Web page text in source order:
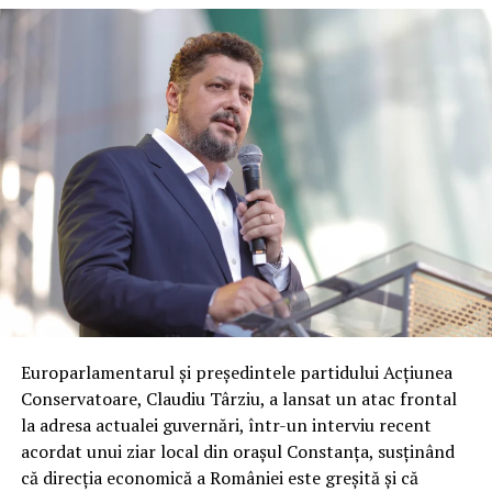
attention among conservative political figures in
Romania and within the broader European conservative
Among those who publicly expressed interest in the
developments in Cyprus areGeorge Simion
of the Alliance for the Union of Romanians (AUR) and
Vice President of the European Conservatives and
Reformists Party (ECR Party), as well as Romanian
conservative politician
Cezara Popescu
, former
candidate for the Mayor of Constanța.
Europarlamentarul și președintele partidului Acțiunea
Conservatoare, Claudiu Târziu, a lansat un atac frontal
la adresa actualei guvernări, într-un interviu recent
acordat unui ziar local din orașul Constanța, susținând
că direcția economică a României este greșită și că